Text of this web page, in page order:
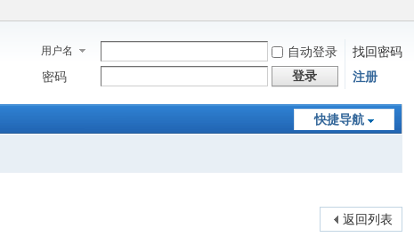
用户名 自动登录
找回密码
密码
登录 注册
快捷导航
返回列表